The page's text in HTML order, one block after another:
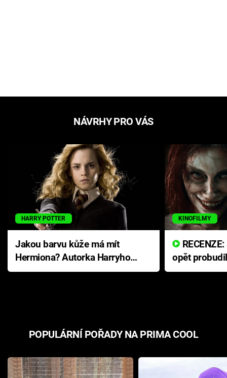
NÁVRHY PRO VÁS
HARRY POTTER
Jakou barvu kůže má mít
Hermiona? Autorka Harryho
Pottera přišla s ráznou
KINOFILMY
opět
přichází s
POPULÁRNÍ POŘADY NA PRIMA COOL